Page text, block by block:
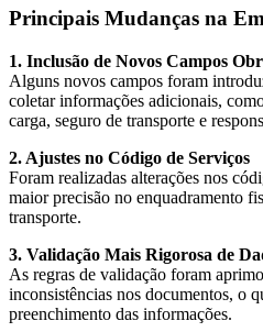
Principais Mudanças na
1. Inclusão de Novos Campos
Alguns novos campos foram
coletar informações adicionais,
carga, seguro de transporte e
2. Ajustes no Código de Serviços
Foram realizadas alterações nos
maior precisão no enquadramento
transporte.
3. Validação Mais Rigorosa de
As regras de validação foram
inconsistências nos documentos, o
preenchimento das informações.